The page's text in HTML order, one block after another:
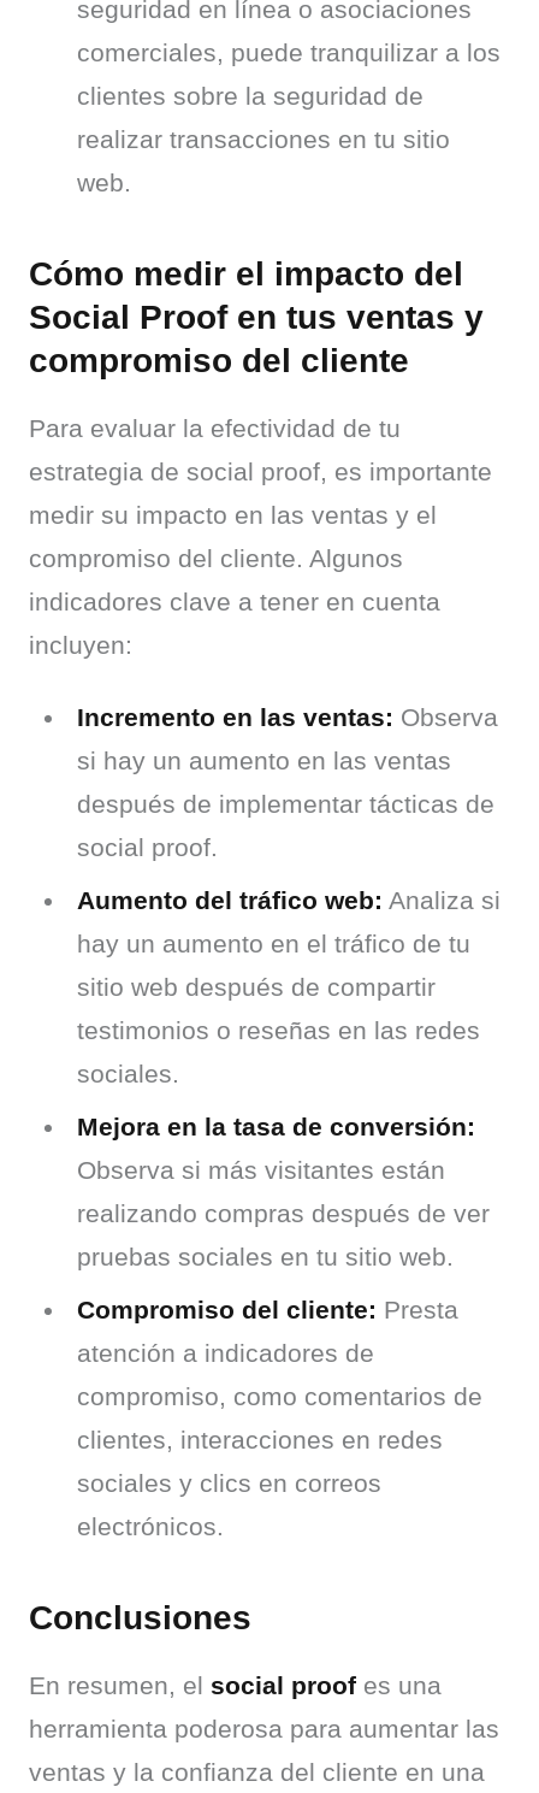
seguridad en línea o asociaciones
comerciales, puede tranquilizar a los
clientes sobre la seguridad de
realizar transacciones en tu sitio
web.
Cómo medir el impacto del
Social Proof en tus ventas y
compromiso del cliente
Para evaluar la efectividad de tu
estrategia de social proof, es importante
medir su impacto en las ventas y el
compromiso del cliente. Algunos
indicadores clave a tener en cuenta
incluyen:
Incremento en las ventas: Observa
si hay un aumento en las ventas
después de implementar tácticas de
social proof.
Aumento del tráfico web: Analiza si
hay un aumento en el tráfico de tu
sitio web después de compartir
testimonios o reseñas en las redes
sociales.
Mejora en la tasa de conversión:
Observa si más visitantes están
realizando compras después de ver
pruebas sociales en tu sitio web.
Compromiso del cliente: Presta
atención a indicadores de
compromiso, como comentarios de
clientes, interacciones en redes
sociales y clics en correos
electrónicos.
Conclusiones
En resumen, el social proof es una
herramienta poderosa para aumentar las
ventas y la confianza del cliente en una